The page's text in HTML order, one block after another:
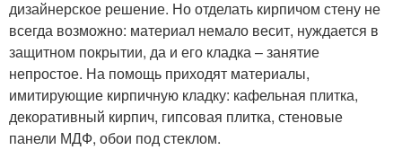
дизайнерское решение. Но отделать кирпичом стену не
всегда возможно: материал немало весит, нуждается в
защитном покрытии, да и его кладка – занятие
непростое. На помощь приходят материалы,
имитирующие кирпичную кладку: кафельная плитка,
декоративный кирпич, гипсовая плитка, стеновые
панели МДФ, обои под стеклом.